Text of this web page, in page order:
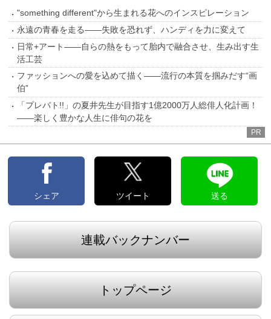
"something different"から生まれる花へのインスピレーション
永遠の青春を走る――失敗を恐れず、ハンディを力に変えて
日常+アート――自らの熱をもって胎内で融合させ、生み出す生
活工芸
ファッションへの愛を込めて描く――流行の本質を掴みだす“画
伯”
「プレバト!!」の夏井先生が目指す1億2000万人総俳人化計画！
――楽しく豊かな人生に俳句の花を
PR
シェア ツイート 送る
連載バックナンバー
トップページ